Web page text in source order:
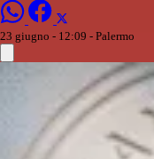
23 giugno - 12:09 - Palermo